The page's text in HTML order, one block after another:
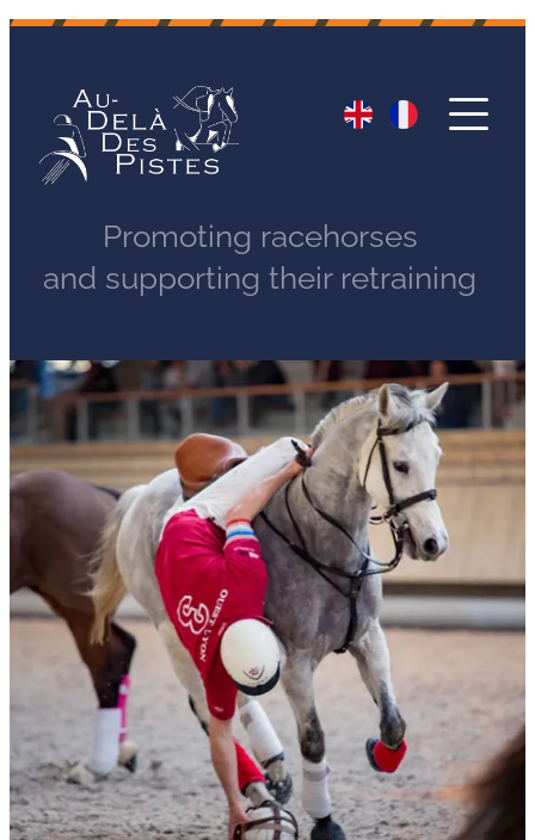
Promoting racehorses
and supporting their retraining